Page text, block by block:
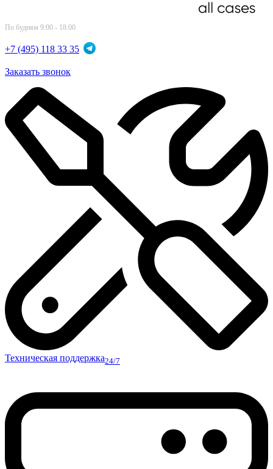
По будням 9:00 - 18:00
+7 (495) 118 33 35
Заказать звонок
Техническая поддержка24/7